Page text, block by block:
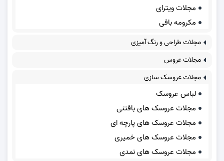
مجلات ویترای
مکرومه بافی
مجلات طراحی و رنگ آمیزی
مجلات عروس
مجلات عروسک سازی
لباس عروسک
مجلات عروسک های بافتنی
مجلات عروسک های پارچه ای
مجلات عروسک های خمیری
مجلات عروسک های نمدی